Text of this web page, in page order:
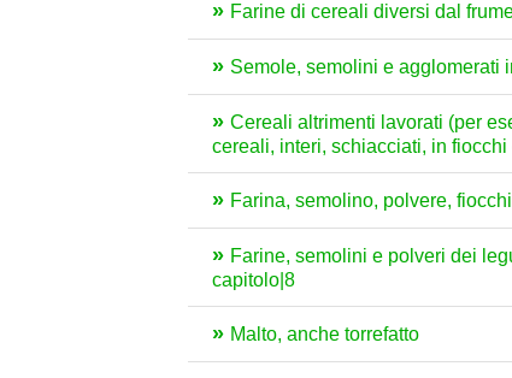
Farine di cereali diversi dal
Semole, semolini e agglomerati
Cereali altrimenti lavorati (per
cereali, interi, schiacciati, in fiocchi
Farina, semolino, polvere,
Farine, semolini e polveri dei
capitolo|8
Malto, anche torrefatto